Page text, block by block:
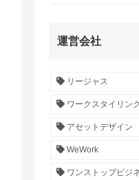
運営会社
リージャス
ワークスタイリン
アセットデザイン
WeWork
ワンストップビジ